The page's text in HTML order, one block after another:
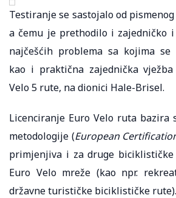
Testiranje se sastojalo od
a čemu je prethodilo i zajedničko
najčešćih problema sa kojima se
kao i praktična zajednička
Velo 5 rute, na dionici Hale-Brisel.
Licenciranje Euro Velo ruta bazira
metodologije (European
primjenjiva i za druge
Euro Velo mreže (kao npr.
državne turističke biciklističke rute).